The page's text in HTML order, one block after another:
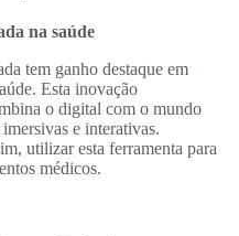
na saúde
tem ganho destaque em
Esta inovação
o digital com o mundo
e interativas.
utilizar esta ferramenta para
médicos.